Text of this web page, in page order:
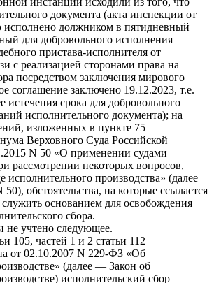
документа (акта инспекции от
исполнено должником в пятидневный
для добровольного исполнения
пристава-исполнителя от
с реализацией сторонами права на
посредством заключения мирового
соглашение заключено 19.12.2023, т.е.
истечения срока для добровольного
исполнительного документа); на
изложенных в пункте 75
Верховного Суда Российской
N 50 «О применении судами
рассмотрении некоторых вопросов,
исполнительного производства» (далее
обстоятельства, на которые ссылается
основанием для освобождения
сбора.
не учтено следующее.
105, частей 1 и 2 статьи 112
от 02.10.2007 N 229-ФЗ «Об
(далее — Закон об
исполнительский сбор